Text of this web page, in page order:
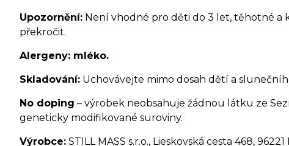
Upozornění: Není vhodné pro děti do 3 let, těhotné a
překročit.
Alergeny: mléko.
Skladování: Uchovávejte mimo dosah dětí a
No doping – výrobek neobsahuje žádnou látku ze
geneticky modifikované suroviny.
Výrobce: STILL MASS s.r.o., Lieskovská cesta 468,